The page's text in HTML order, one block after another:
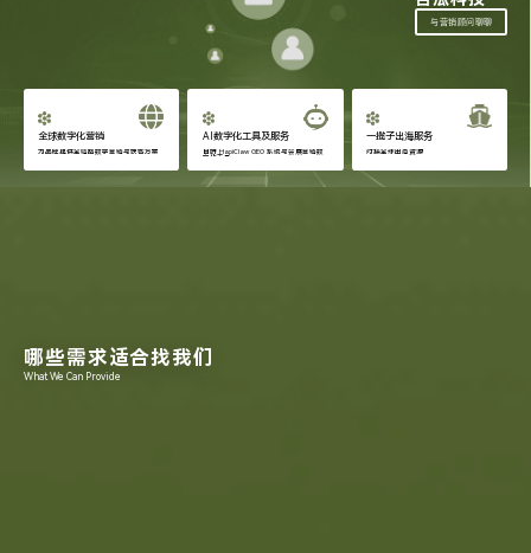
与营销顾问聊聊
全球数字化营销
为品牌提供全链路数字营销与获客方案
AI数字化工具及服务
自研 HapiClaw GEO 系统与会展营销数
字化工具
一揽子出海服务
对接全球出海资源
哪些需求适合找我们
What We Can Provide